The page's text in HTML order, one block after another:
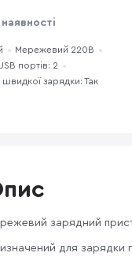
Мережевий 220В
портів: 2
швидкої зарядки: Так
зарядний
для зарядки